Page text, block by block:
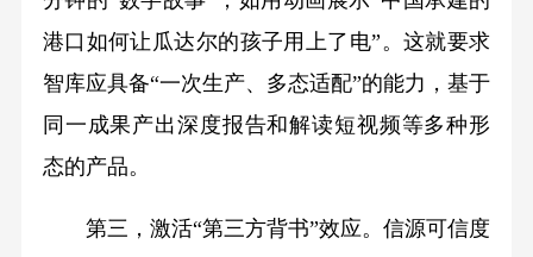
港口如何让瓜达尔的孩子用上了电”。这就要求
智库应具备“一次生产、多态适配”的能力，基于
同一成果产出深度报告和解读短视频等多种形
态的产品。
第三，激活“第三方背书”效应。信源可信度